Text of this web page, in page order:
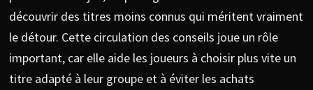
découvrir des titres moins connus qui méritent vraiment
le détour. Cette circulation des conseils joue un rôle
important, car elle aide les joueurs à choisir plus vite un
titre adapté à leur groupe et à éviter les achats